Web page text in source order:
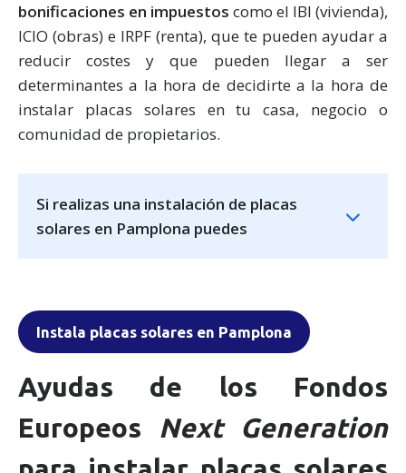
bonificaciones en impuestos como el IBI (vivienda),
ICIO (obras) e IRPF (renta), que te pueden ayudar a
reducir costes y que pueden llegar a ser
determinantes a la hora de decidirte a la hora de
instalar placas solares en tu casa, negocio o
comunidad de propietarios.
Si realizas una instalación de placas
solares en Pamplona puedes
Instala placas solares en Pamplona
Ayudas de los Fondos
Europeos Next Generation